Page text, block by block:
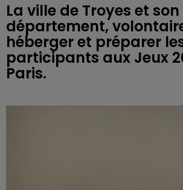
La ville de Troyes et son
département,
héberger et préparer
participants aux Jeux
Paris.